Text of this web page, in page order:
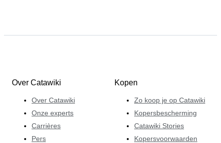
Over Catawiki
Over Catawiki
Onze experts
Carrières
Pers
Kopen
Zo koop je op Catawiki
Kopersbescherming
Catawiki Stories
Kopersvoorwaarden